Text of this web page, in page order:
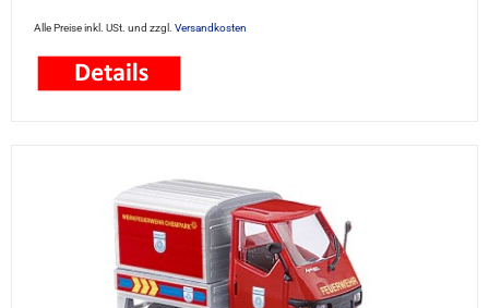
Alle Preise inkl. USt. und zzgl. Versandkosten